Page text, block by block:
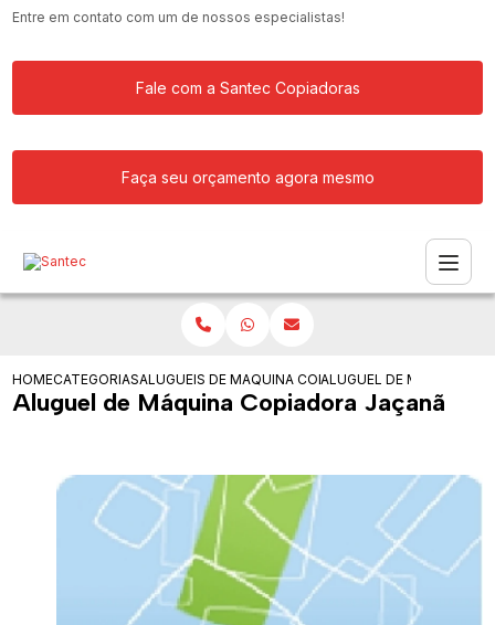
Entre em contato com um de nossos especialistas!
Fale com a Santec Copiadoras
Faça seu orçamento agora mesmo
HOMECATEGORIASALUGUEIS DE COPIADORASMAQUINA COPIADORA COLORIDA PARA
ALUGUEL DE MAQUINA
Aluguel de Máquina Copiadora Jaçanã